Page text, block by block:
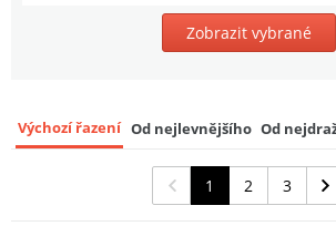
Zobrazit vybrané
Výchozí řazení Od nejlevnějšího Od
1 2 3